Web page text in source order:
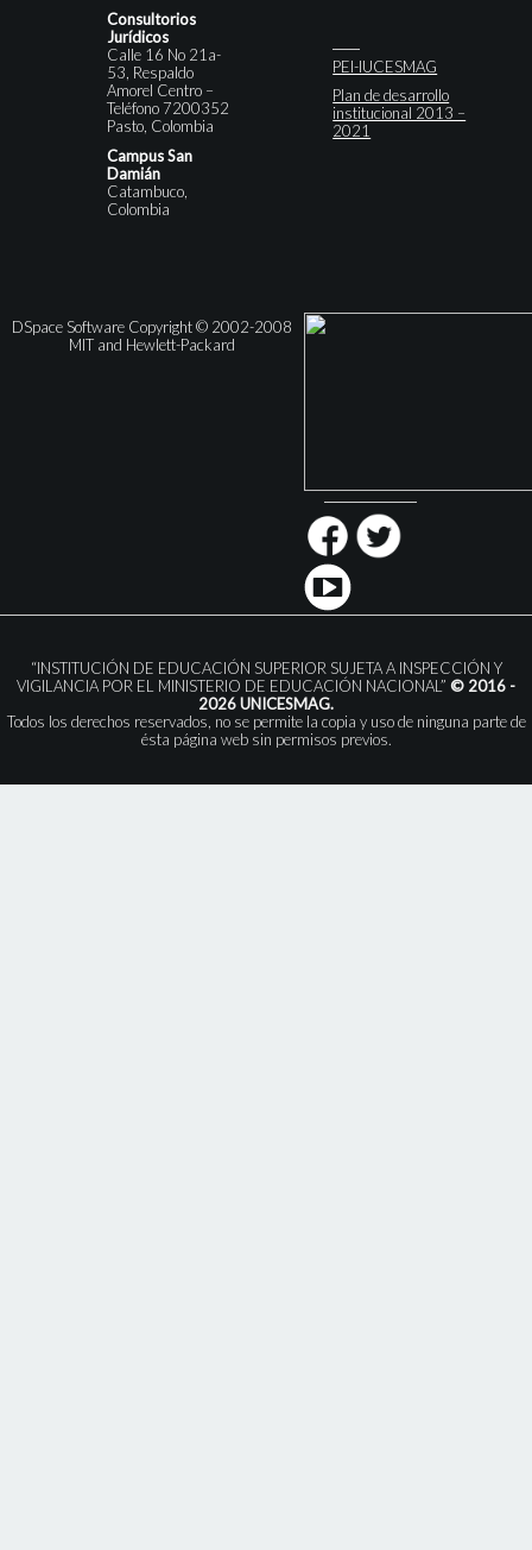
Consultorios
Jurídicos
Calle 16 No 21a-
53, Respaldo
Amorel Centro –
Teléfono 7200352
Pasto, Colombia
Campus San
Damián
Catambuco,
Colombia
PEI-IUCESMAG
Plan de desarrollo
institucional 2013 –
2021
DSpace Software Copyright © 2002-2008
MIT and Hewlett-Packard
“INSTITUCIÓN DE EDUCACIÓN SUPERIOR SUJETA A INSPECCIÓN Y
VIGILANCIA POR EL MINISTERIO DE EDUCACIÓN NACIONAL” © 2016 -
2026 UNICESMAG.
Todos los derechos reservados, no se permite la copia y uso de ninguna parte de
ésta página web sin permisos previos.